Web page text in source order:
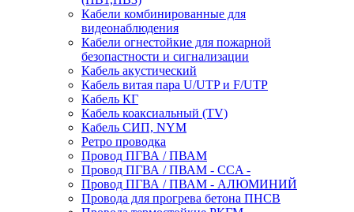
Кабели комбинированные для
видеонаблюдения
Кабели огнестойкие для пожарной
безопастности и сигнализации
Кабель акустический
Кабель витая пара U/UTP и F/UTP
Кабель КГ
Кабель коаксиальный (TV)
Кабель СИП, NYM
Ретро проводка
Провод ПГВА / ПВАМ
Провод ПГВА / ПВАМ - CCA -
Провод ПГВА / ПВАМ - АЛЮМИНИЙ
Провода для прогрева бетона ПНСВ